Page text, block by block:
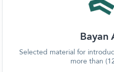
Bayan
Selected material for
more than